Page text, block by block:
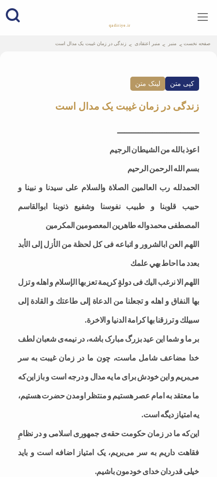
qadiriye.ir
صفحه نخست منبر منبر اعتقادی زندگی در زمان غیبت یک مدال است
کپی متن لینک متن
زندگی در زمان غیبت یک مدال است
ـــــــــــــــــــــــــــــــــــ
اعوذ بالله من الشيطان الرجيم
بسم الله الرحمن الرحيم
الحمدلله رب العالمين الصلاة والسلام على سيدنا و نبينا و
حبيب قلوبنا و طبيب نفوسنا وشفيع ذنوبنا ابوالقاسم
المصطفى محمدواله طاهرين المعصومين المكرمين
اللهم العن ابالشرور و اتباعه فى كل لحظة من الأزل إلى الأبد
بعدد ما احاط بهي علمك
اللهم الا نرغب اليك فى دولةٍ كريمة تعز بها الإسلام و اهله و تزل
بها النفاق و اهله و تجعلنا من الدعاة إلى طاعتك و القادة إلى
سبيلك و ترزقنا بها كرامة الدنيا و الاخرة.
بر ما و شما این عید بزرگ مبارک باشه، در نیمه‌ی شعبان لطف
خدا مضاعف شامل ماست، چون ما در زمان غیبت به سر
می‌بریم و این خودش برای ما یه مدال و درجه است و باز این‌که
ما معتقد به امام عصر هستیم و منتظر اومدن حضرت هستیم،
یه امتیاز دیگه است.
این‌که ما در زمان حکومت حقه‌ی جمهوری اسلامی و در نظامِ
فقاهت داریم به سر می‌بریم، یک امتیاز اضافه است و باید
خیلی قدر‌دان خدای خودمون باشیم.